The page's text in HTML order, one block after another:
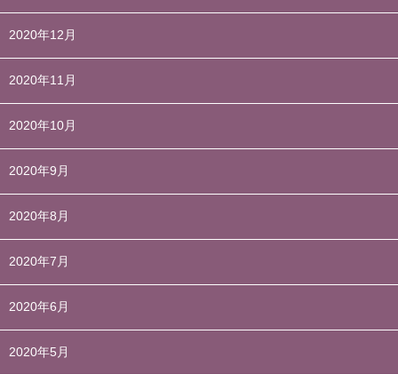
2020年12月
2020年11月
2020年10月
2020年9月
2020年8月
2020年7月
2020年6月
2020年5月